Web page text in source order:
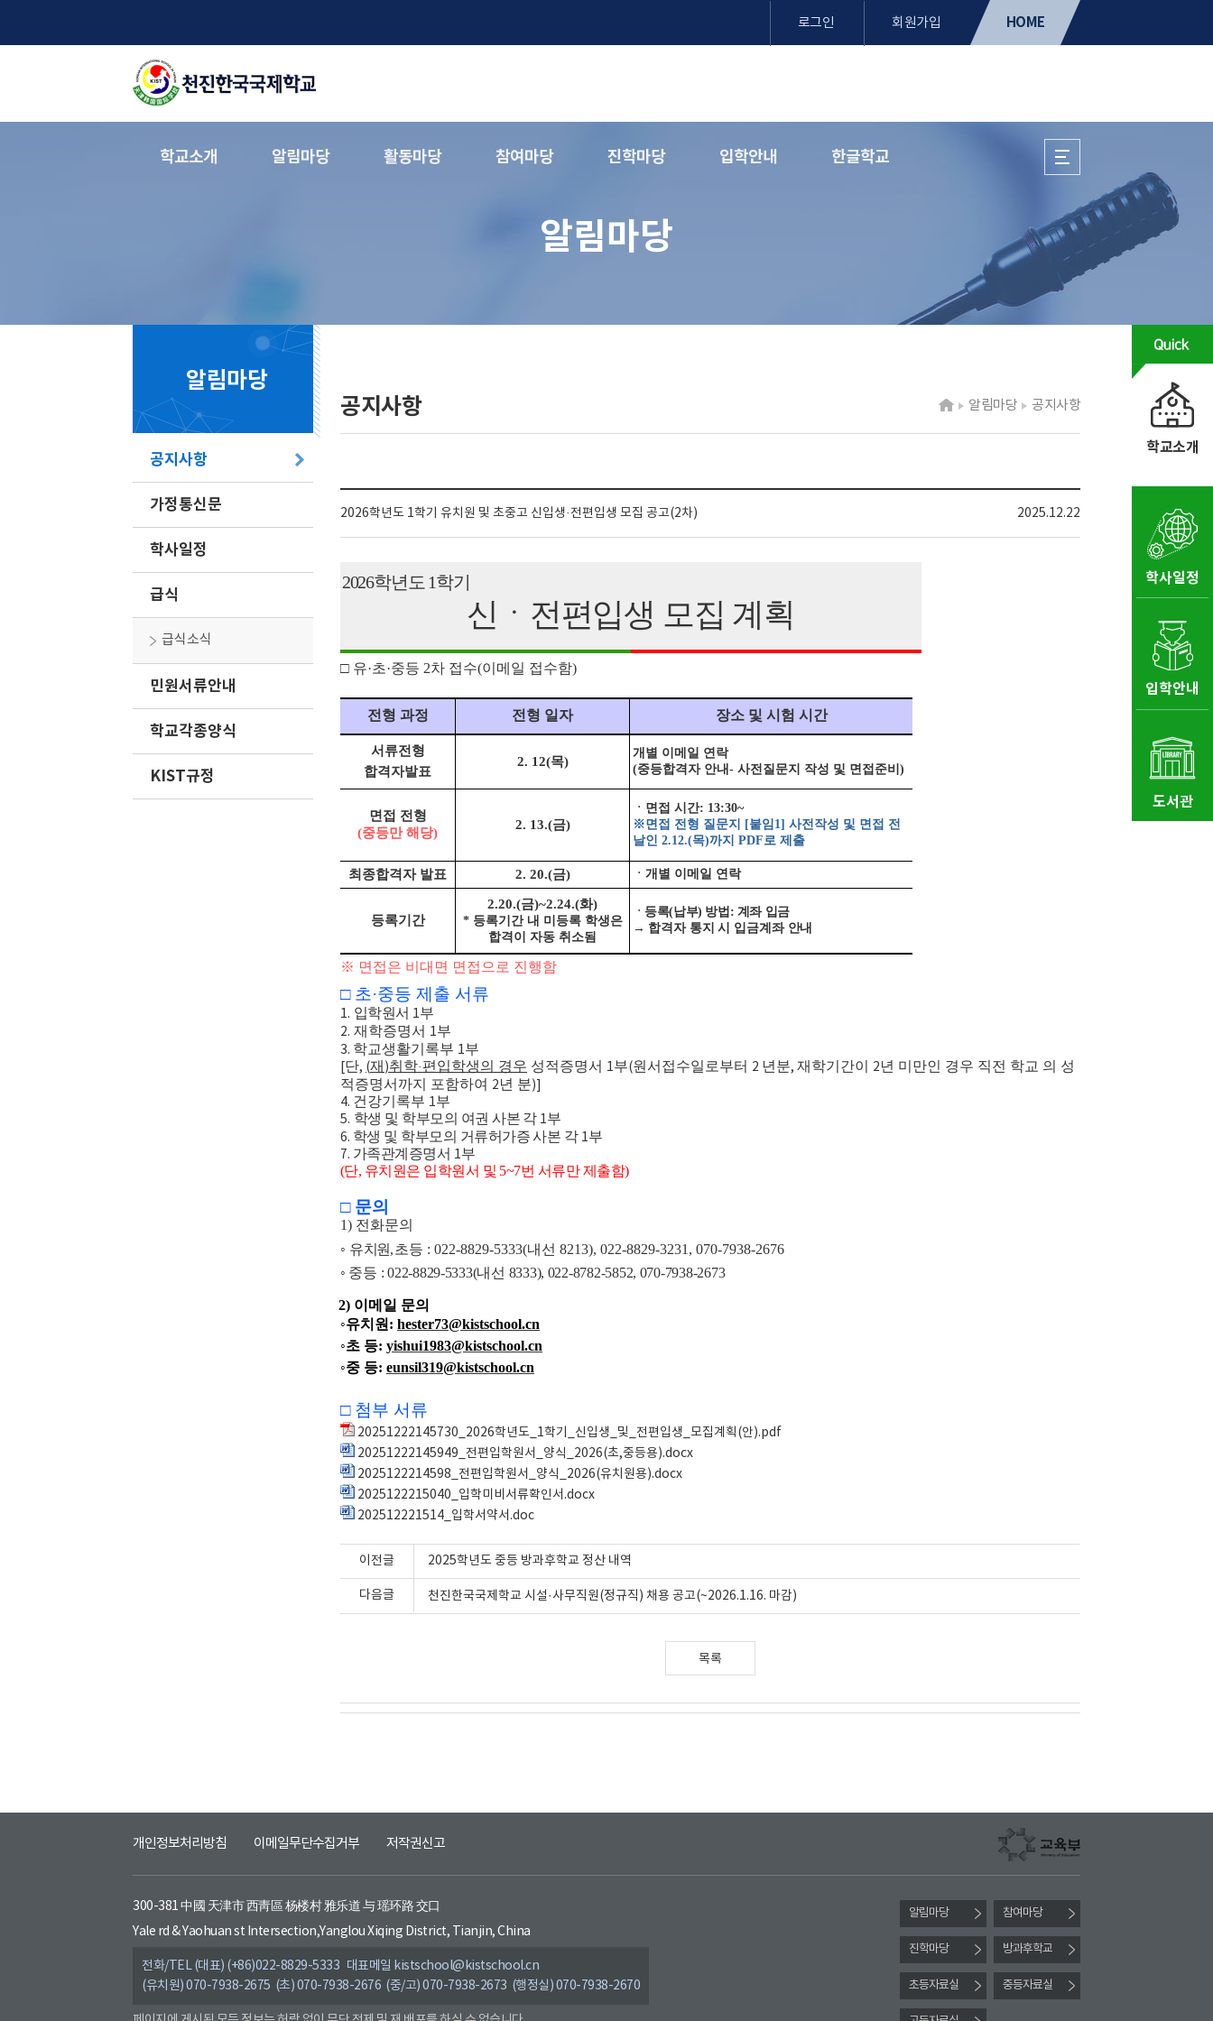
로그인 회원가입 HOME
학교소개 알림마당 활동마당 참여마당 진학마당 입학안내 한글학교
알림마당
알림마당
공지사항
가정통신문
학사일정
급식
급식소식
민원서류안내
학교각종양식
KIST규정
공지사항 알림마당 공지사항
2026학년도 1학기 유치원 및 초중고 신입생·전편입생 모집 공고(2차) 2025.12.22
2026학년도 1학기
신ㆍ전편입생 모집 계획
□ 유·초·중등 2차 접수(이메일 접수함)
전형 과정 전형 일자 장소 및 시험 시간
서류전형
합격자발표
2. 12(목)
개별 이메일 연락
(중등합격자 안내 - 사전질문지 작성 및 면접준비 )
면접 전형
(중등만 해당)
2. 13.(금)
ㆍ면접 시간: 13:30~
※면접 전형 질문지 [붙임 1] 사전작성 및 면접 전
날인 2.12.(목)까지 PDF로 제출
최종합격자 발표 2. 20.(금) ㆍ개별 이메일 연락
등록기간
2.20.(금)~2.24.(화)
* 등록기간 내 미등록 학생은
합격이 자동 취소됨
ㆍ등록(납부) 방법 : 계좌 입금
→ 합격자 통지 시 입금계좌 안내
※ 면접은 비대면 면접으로 진행함
□ 초·중등 제출 서류
1. 입학원서 1부
2. 재학증명서 1부
3. 학교생활기록부 1부
단, (재 )취학·편입학생의 경우 성적증명서 1부(원서접수일로부터 2 년분, 재학기간이 2년 미만인 경우 직전 학교 의 성
적증명서까지 포함하여 2년 분)]
4. 건강기록부 1부
5. 학생 및 학부모의 여권 사본 각 1부
6. 학생 및 학부모의 거류허가증 사본 각 1부
7. 가족관계증명서 1부
(단, 유치원은 입학원서 및 5~7번 서류만 제출함)
□ 문의
1) 전화문의
◦ 유치원,초등 : 022-8829-5333(내선 8213), 022-8829-3231, 070-7938-2676
◦ 중등 : 022-8829-5333(내선 8333), 022-8782-5852, 070-7938-2673
2) 이메일 문의
◦유치원 : hester73@kistschool.cn
◦초 등: yishui1983@kistschool.cn
◦중 등: eunsil319@kistschool.cn
□ 첨부 서류
20251222145730_2026학년도_1학기_신입생_및_전편입생_모집계획(안).pdf
20251222145949_전편입학원서_양식_2026(초,중등용).docx
2025122214598_전편입학원서_양식_2026(유치원용).docx
2025122215040_입학미비서류확인서.docx
202512221514_입학서약서.doc
이전글 2025학년도 중등 방과후학교 정산 내역
다음글 천진한국국제학교 시설·사무직원(정규직) 채용 공고(~2026.1.16. 마감)
목록
학교소개
학사일정
입학안내
도서관
개인정보처리방침 이메일무단수집거부 저작권신고
300-381 中國 天津市 西靑區 杨楼村 雅乐道 与 瑶环路 交口
Yale rd & Yaohuan st Intersection,Yanglou Xiqing District, Tianjin, China
전화/TEL (대표) (+86)022-8829-5333 대표메일 kistschool@kistschool.cn
(유치원) 070-7938-2675 (초) 070-7938-2676 (중/고) 070-7938-2673 (행정실) 070-7938-2670
알림마당 참여마당
진학마당 방과후학교
초등자료실 중등자료실